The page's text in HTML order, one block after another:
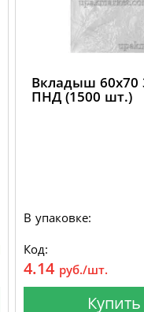
Вкладыш 60х70
ПНД (1500 шт.)
В упаковке:
Код:
4.14 руб./шт.
Купить